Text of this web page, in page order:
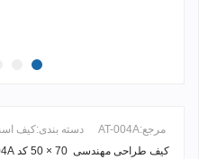
مرجع:AT-004A دسته بندی:کیف